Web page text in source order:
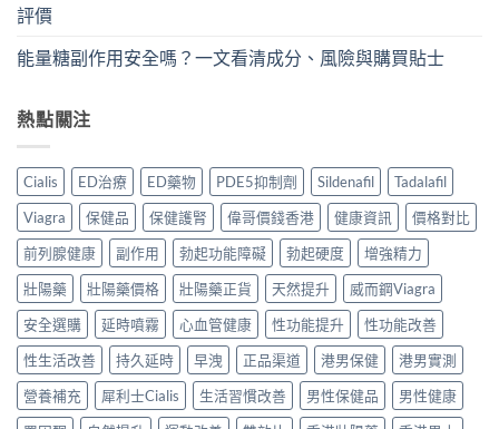
評價
能量糖副作用安全嗎？一文看清成分、風險與購買貼士
熱點關注
Cialis ED治療 ED藥物 PDE5抑制劑 Sildenafil
Tadalafil
Viagra
保健品 保健護腎 偉哥價錢香港 健康資訊
價格對比
前列腺健康
副作用 勃起功能障礙 勃起硬度
增強精力
壯陽藥
壯陽藥價格 壯陽藥正貨 天然提升
威而鋼Viagra
安全選購
延時噴霧 心血管健康 性功能提升
性功能改善
性生活改善
持久延時 早洩 正品渠道 港男保健
港男實測
營養補充
犀利士Cialis 生活習慣改善 男性保健品
男性健康